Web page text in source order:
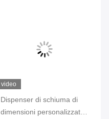
video
Dispenser di schiuma di
dimensioni personalizzate